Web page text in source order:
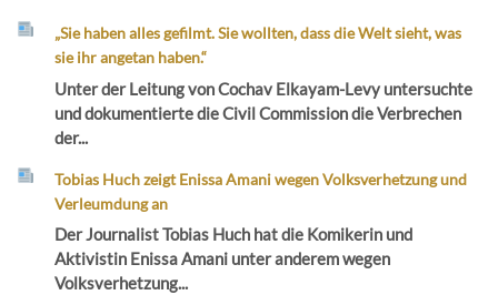
„Sie haben alles gefilmt. Sie wollten, dass die Welt sieht, was
sie ihr angetan haben.“
Unter der Leitung von Cochav Elkayam-Levy untersuchte
und dokumentierte die Civil Commission die Verbrechen
der...
Tobias Huch zeigt Enissa Amani wegen Volksverhetzung und
Verleumdung an
Der Journalist Tobias Huch hat die Komikerin und
Aktivistin Enissa Amani unter anderem wegen
Volksverhetzung...